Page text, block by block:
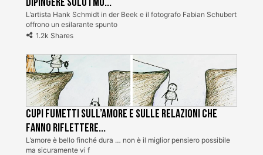
L’artista Hank Schmidt in der Beek e il fotografo Fabian Schubert
offrono un esilarante spunto
1.2k Shares
Cupi fumetti sull’amore e sulle relazioni che
fanno riflettere...
L’amore è bello finché dura … non è il miglior pensiero possibile
ma sicuramente vi f